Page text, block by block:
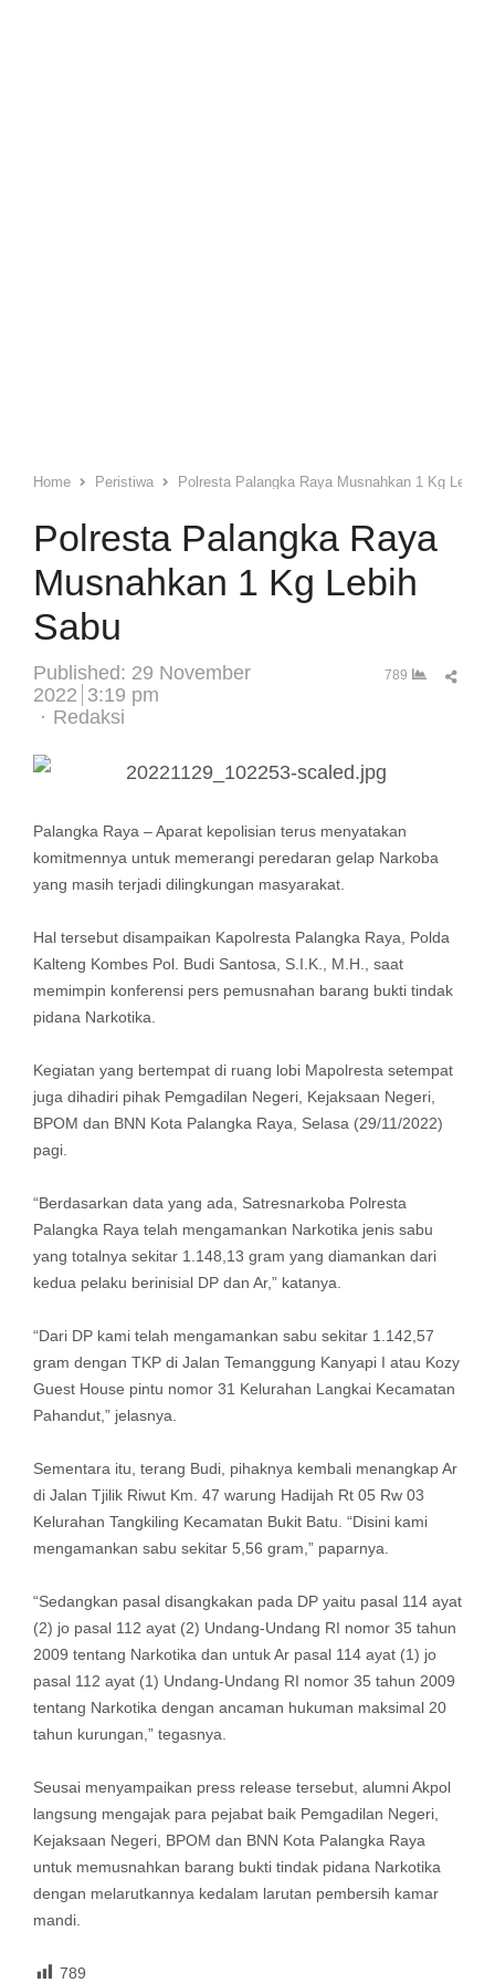
Home Peristiwa Polresta Palangka Raya Musnahkan 1 Kg Lebih
Polresta Palangka Raya
Musnahkan 1 Kg Lebih
Sabu
Published: 29 November
2022 3:19 pm
Author
Redaksi
789
Palangka Raya – Aparat kepolisian terus menyatakan
komitmennya untuk memerangi peredaran gelap Narkoba
yang masih terjadi dilingkungan masyarakat.
Hal tersebut disampaikan Kapolresta Palangka Raya, Polda
Kalteng Kombes Pol. Budi Santosa, S.I.K., M.H., saat
memimpin konferensi pers pemusnahan barang bukti tindak
pidana Narkotika.
Kegiatan yang bertempat di ruang lobi Mapolresta setempat
juga dihadiri pihak Pemgadilan Negeri, Kejaksaan Negeri,
BPOM dan BNN Kota Palangka Raya, Selasa (29/11/2022)
pagi.
“Berdasarkan data yang ada, Satresnarkoba Polresta
Palangka Raya telah mengamankan Narkotika jenis sabu
yang totalnya sekitar 1.148,13 gram yang diamankan dari
kedua pelaku berinisial DP dan Ar,” katanya.
“Dari DP kami telah mengamankan sabu sekitar 1.142,57
gram dengan TKP di Jalan Temanggung Kanyapi I atau Kozy
Guest House pintu nomor 31 Kelurahan Langkai Kecamatan
Pahandut,” jelasnya.
Sementara itu, terang Budi, pihaknya kembali menangkap Ar
di Jalan Tjilik Riwut Km. 47 warung Hadijah Rt 05 Rw 03
Kelurahan Tangkiling Kecamatan Bukit Batu. “Disini kami
mengamankan sabu sekitar 5,56 gram,” paparnya.
“Sedangkan pasal disangkakan pada DP yaitu pasal 114 ayat
(2) jo pasal 112 ayat (2) Undang-Undang RI nomor 35 tahun
2009 tentang Narkotika dan untuk Ar pasal 114 ayat (1) jo
pasal 112 ayat (1) Undang-Undang RI nomor 35 tahun 2009
tentang Narkotika dengan ancaman hukuman maksimal 20
tahun kurungan,” tegasnya.
Seusai menyampaikan press release tersebut, alumni Akpol
langsung mengajak para pejabat baik Pemgadilan Negeri,
Kejaksaan Negeri, BPOM dan BNN Kota Palangka Raya
untuk memusnahkan barang bukti tindak pidana Narkotika
dengan melarutkannya kedalam larutan pembersih kamar
mandi.
789